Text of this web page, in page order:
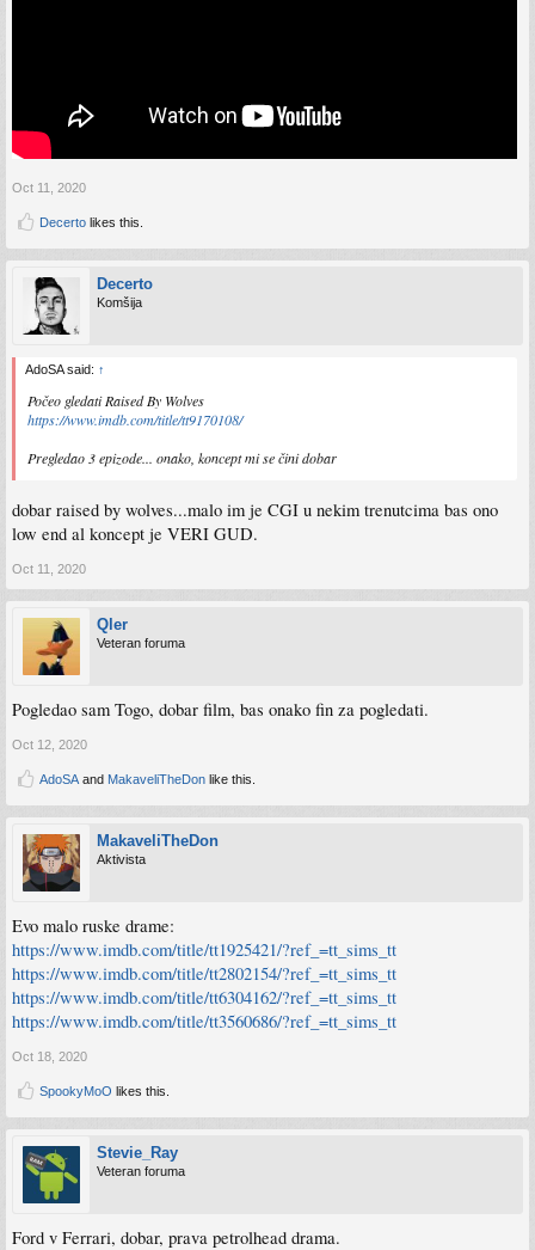
Oct 11, 2020
Decerto likes this.
Decerto
Komšija
AdoSA said: ↑
Počeo gledati Raised By Wolves
https://www.imdb.com/title/tt9170108/
Pregledao 3 epizode... onako, koncept mi se čini dobar
dobar raised by wolves...malo im je CGI u nekim trenutcima bas ono
low end al koncept je VERI GUD.
Oct 11, 2020
Qler
Veteran foruma
Pogledao sam Togo, dobar film, bas onako fin za pogledati.
Oct 12, 2020
AdoSA and MakaveliTheDon like this.
MakaveliTheDon
Aktivista
Evo malo ruske drame:
https://www.imdb.com/title/tt1925421/?ref_=tt_sims_tt
https://www.imdb.com/title/tt2802154/?ref_=tt_sims_tt
https://www.imdb.com/title/tt6304162/?ref_=tt_sims_tt
https://www.imdb.com/title/tt3560686/?ref_=tt_sims_tt
Oct 18, 2020
SpookyMoO likes this.
Stevie_Ray
Veteran foruma
Ford v Ferrari, dobar, prava petrolhead drama.